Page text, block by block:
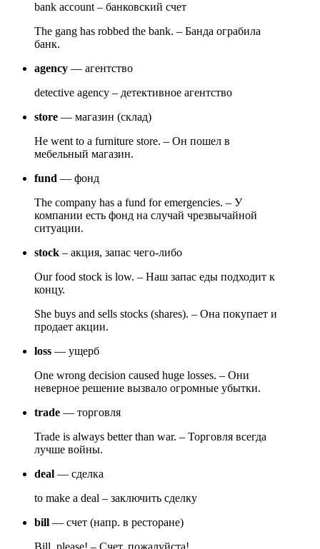
bank account – банковский счет
The gang has robbed the bank. – Банда ограбила
банк.
agency — агентство
detective agency – детективное агентство
store — магазин (склад)
He went to a furniture store. – Он пошел в
мебельный магазин.
fund — фонд
The company has a fund for emergencies. – У
компании есть фонд на случай чрезвычайной
ситуации.
stock – акция, запас чего-либо
Our food stock is low. – Наш запас еды подходит к
концу.
She buys and sells stocks (shares). – Она покупает и
продает акции.
loss — ущерб
One wrong decision caused huge losses. – Они
неверное решение вызвало огромные убытки.
trade — торговля
Trade is always better than war. – Торговля всегда
лучше войны.
deal — сделка
to make a deal – заключить сделку
bill — счет (напр. в ресторане)